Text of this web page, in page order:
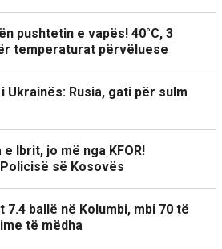
pushtetin e vapës! 40°C, 3
temperaturat përvëluese
Ukrainës: Rusia, gati për sulm
Ibrit, jo më nga KFOR!
së Kosovës
ballë në Kolumbi, mbi 70 të
të mëdha